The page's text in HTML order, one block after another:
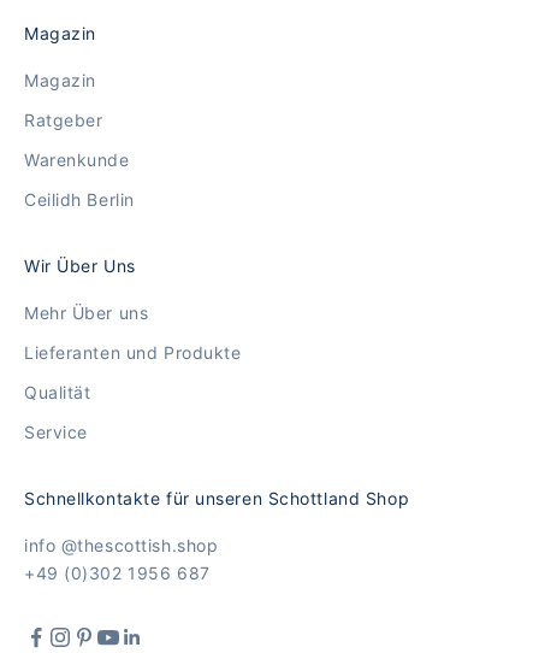
Magazin
Magazin
Ratgeber
Warenkunde
Ceilidh Berlin
Wir Über Uns
Mehr Über uns
Lieferanten und Produkte
Qualität
Service
Schnellkontakte für unseren Schottland Shop
info @thescottish.shop
+49 (0)302 1956 687